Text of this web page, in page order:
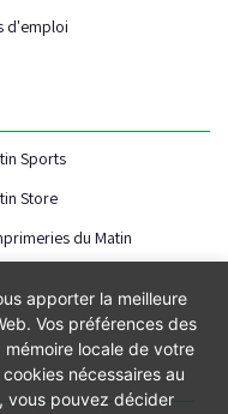
d'emploi
Sports
Store
du Matin
apporter la meilleure
Vos préférences des
locale de votre
nécessaires au
vous pouvez décider